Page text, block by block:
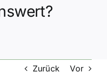
Zurück Vor